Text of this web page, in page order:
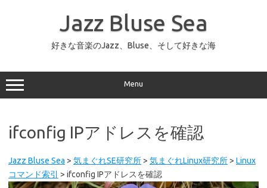
ッ
プ
Jazz Bluse Sea
好きな音楽のJazz、Bluse、そして好きな海
Menu
ifconfig IPアドレスを確認
Jazz Bluse Sea > 気まぐれSE研究所> 気まぐれLinux研究所> Linux
コマンド索引
> ifconfig IPアドレスを確認